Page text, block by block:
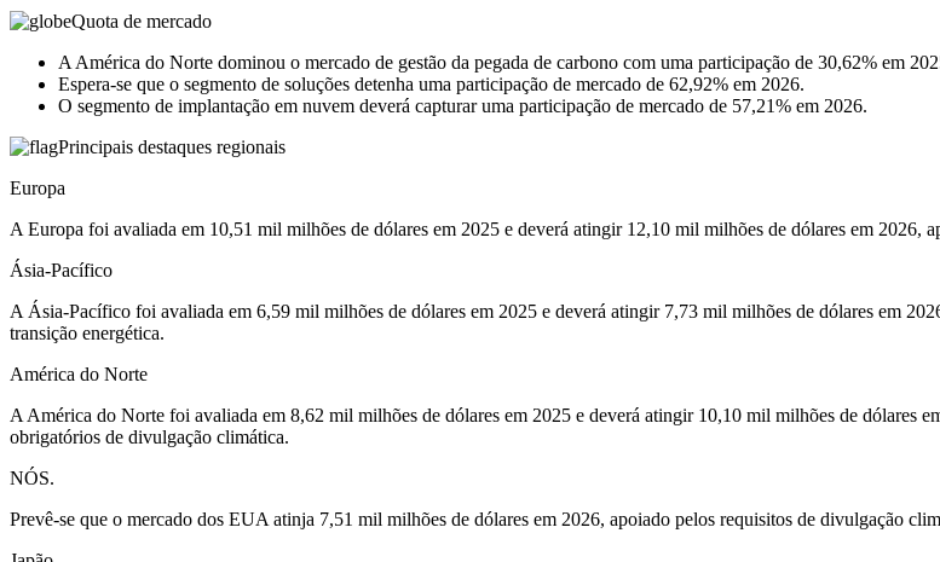
Quota de mercado
A América do Norte dominou o mercado de gestão da pegada de carbono com uma participação de 30,62% em
Espera-se que o segmento de soluções detenha uma participação de mercado de 62,92% em 2026.
O segmento de implantação em nuvem deverá capturar uma participação de mercado de 57,21% em 2026.
Principais destaques regionais
Europa
A Europa foi avaliada em 10,51 mil milhões de dólares em 2025 e deverá atingir 12,10 mil milhões de dólares em 2026,
Ásia-Pacífico
A Ásia-Pacífico foi avaliada em 6,59 mil milhões de dólares em 2025 e deverá atingir 7,73 mil milhões de dólares em
transição energética.
América do Norte
A América do Norte foi avaliada em 8,62 mil milhões de dólares em 2025 e deverá atingir 10,10 mil milhões de dólares
obrigatórios de divulgação climática.
NÓS.
Prevê-se que o mercado dos EUA atinja 7,51 mil milhões de dólares em 2026, apoiado pelos requisitos de divulgação